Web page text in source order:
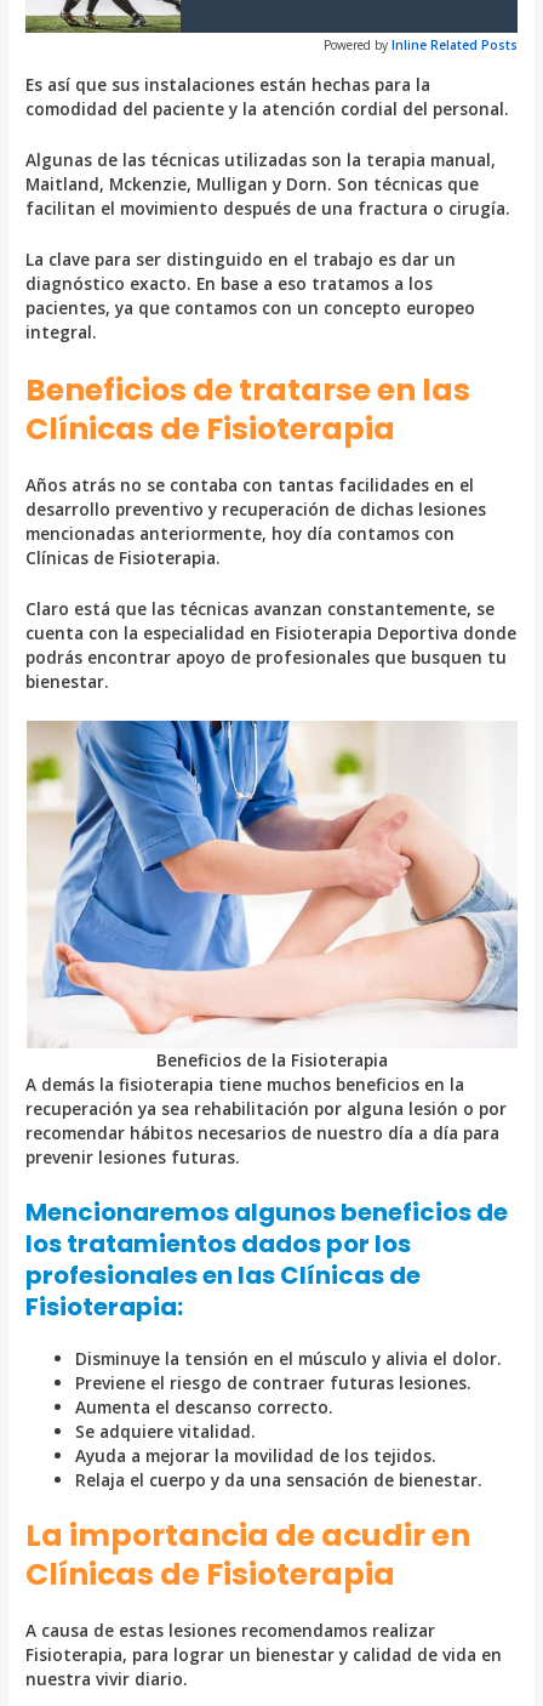
Powered by Inline Related Posts
Es así que sus instalaciones están hechas para la
comodidad del paciente y la atención cordial del personal.
Algunas de las técnicas utilizadas son la terapia manual,
Maitland, Mckenzie, Mulligan y Dorn. Son técnicas que
facilitan el movimiento después de una fractura o cirugía.
La clave para ser distinguido en el trabajo es dar un
diagnóstico exacto. En base a eso tratamos a los
pacientes, ya que contamos con un concepto europeo
integral.
Beneficios de tratarse en las
Clínicas de Fisioterapia
Años atrás no se contaba con tantas facilidades en el
desarrollo preventivo y recuperación de dichas lesiones
mencionadas anteriormente, hoy día contamos con
Clínicas de Fisioterapia.
Claro está que las técnicas avanzan constantemente, se
cuenta con la especialidad en Fisioterapia Deportiva donde
podrás encontrar apoyo de profesionales que busquen tu
bienestar.
Beneficios de la Fisioterapia
A demás la fisioterapia tiene muchos beneficios en la
recuperación ya sea rehabilitación por alguna lesión o por
recomendar hábitos necesarios de nuestro día a día para
prevenir lesiones futuras.
Mencionaremos algunos beneficios de
los tratamientos dados por los
profesionales en las Clínicas de
Fisioterapia:
Disminuye la tensión en el músculo y alivia el dolor.
Previene el riesgo de contraer futuras lesiones.
Aumenta el descanso correcto.
Se adquiere vitalidad.
Ayuda a mejorar la movilidad de los tejidos.
Relaja el cuerpo y da una sensación de bienestar.
La importancia de acudir en
Clínicas de Fisioterapia
A causa de estas lesiones recomendamos realizar
Fisioterapia, para lograr un bienestar y calidad de vida en
nuestra vivir diario.